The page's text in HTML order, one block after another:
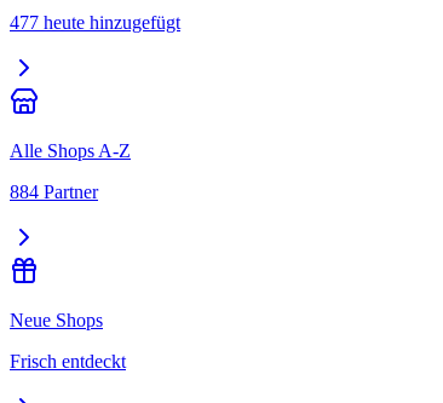
477 heute hinzugefügt
Alle Shops A-Z
884 Partner
Neue Shops
Frisch entdeckt